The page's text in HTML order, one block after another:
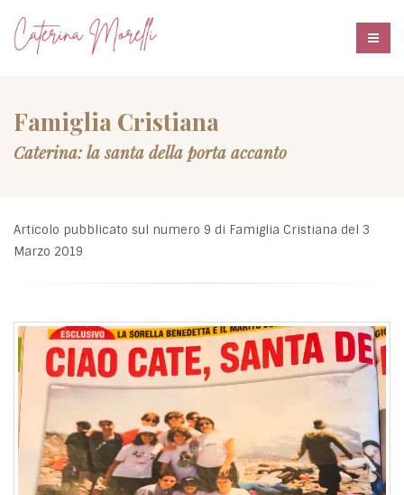
Famiglia Cristiana
Caterina: la santa della porta accanto
Articolo pubblicato sul numero 9 di Famiglia Cristiana del 3
Marzo 2019